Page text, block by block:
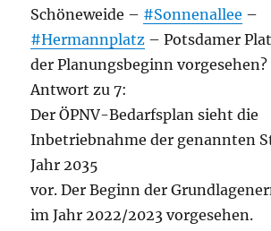
Schöneweide – #Sonnenallee –
#Hermannplatz – Potsdamer
der Planungsbeginn vorgesehen?
Antwort zu 7:
Der ÖPNV-Bedarfsplan sieht die
Inbetriebnahme der genannten
Jahr 2035
vor. Der Beginn der
im Jahr 2022/2023 vorgesehen.